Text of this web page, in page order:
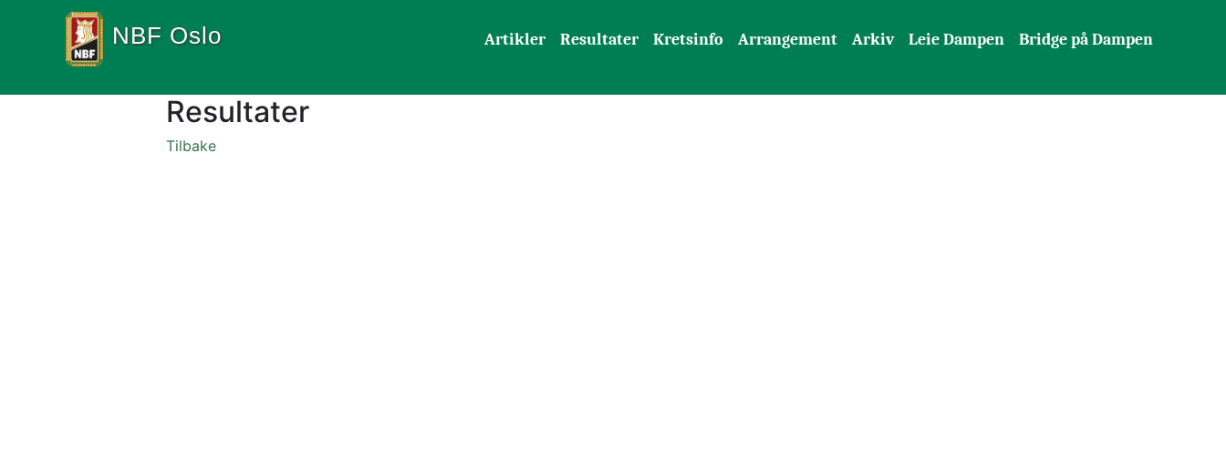
NBF Oslo Artikler Resultater Kretsinfo Arrangement Arkiv Leie Dampen Bridge på Dampen
Resultater
Tilbake